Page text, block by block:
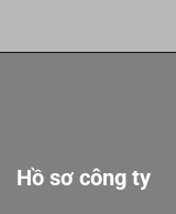
Hồ sơ công ty